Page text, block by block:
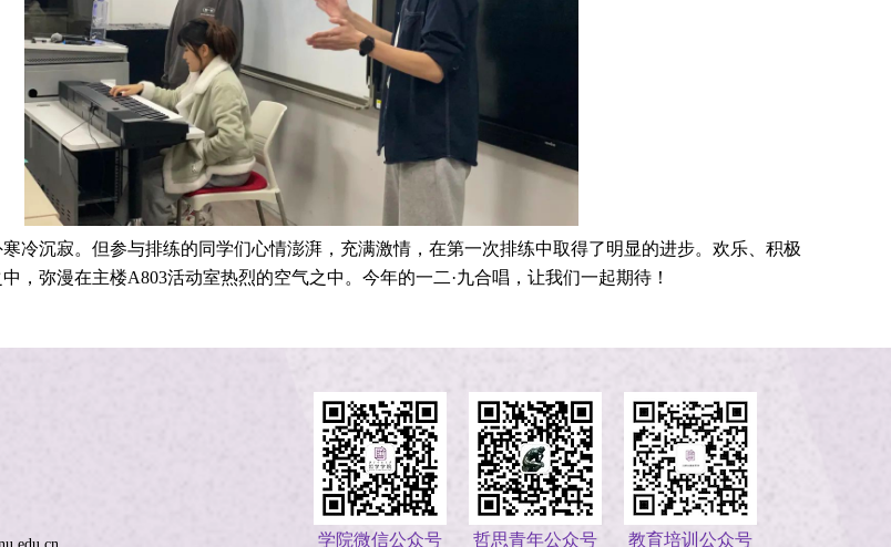
沉寂。但参与排练的同学们心情澎湃，充满激情，在第一次排练中取得了明显的进步。欢乐、积极
，弥漫在主楼A803活动室热烈的空气之中。今年的一二·九合唱，让我们一起期待！
学院微信公众号 哲思青年公众号 教育培训公众号